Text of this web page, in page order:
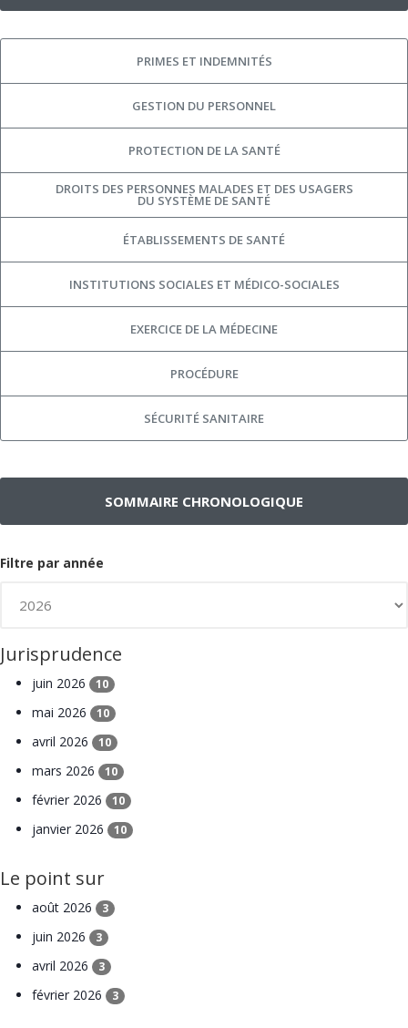
PRIMES ET INDEMNITÉS
GESTION DU PERSONNEL
PROTECTION DE LA SANTÉ
DROITS DES PERSONNES MALADES ET DES USAGERS
DU SYSTÈME DE SANTÉ
ÉTABLISSEMENTS DE SANTÉ
INSTITUTIONS SOCIALES ET MÉDICO-SOCIALES
EXERCICE DE LA MÉDECINE
PROCÉDURE
SÉCURITÉ SANITAIRE
SOMMAIRE CHRONOLOGIQUE
Filtre par année
Jurisprudence
juin 2026 10
mai 2026 10
avril 2026 10
mars 2026 10
février 2026 10
janvier 2026 10
Le point sur
août 2026 3
juin 2026 3
avril 2026 3
février 2026 3